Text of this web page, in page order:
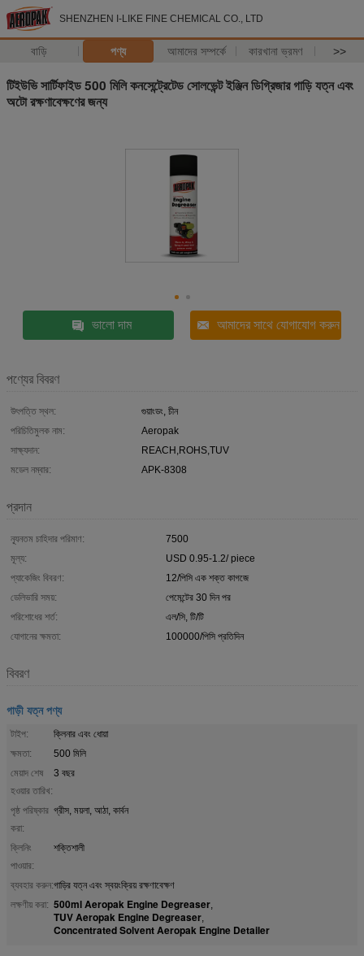
SHENZHEN I-LIKE FINE CHEMICAL CO., LTD
বাড়ি পণ্য আমাদের সম্পর্কে কারখানা ভ্রমণ >>
টিইউভি সার্টিফাইড 500 মিলি কনসেন্ট্রেটেড সোলভেন্ট ইঞ্জিন ডিগ্রিজার গাড়ি যত্ন এবং
অটো রক্ষণাবেক্ষণের জন্য
ভালো দাম আমাদের সাথে যোগাযোগ করুন
পণ্যের বিবরণ
উৎপত্তি স্থল:
গুয়াংডং, চীন
পরিচিতিমুলক নাম:
Aeropak
সাক্ষ্যদান:
REACH,ROHS,TUV
মডেল নম্বার:
APK-8308
প্রদান
ন্যূনতম চাহিদার পরিমাণ:
7500
মূল্য:
USD 0.95-1.2/ piece
প্যাকেজিং বিবরণ:
12/পিসি এক শক্ত কাগজে
ডেলিভারি সময়:
পেমেন্টের 30 দিন পর
পরিশোধের শর্ত:
এল/সি, টি/টি
যোগানের ক্ষমতা:
100000/পিসি প্রতিদিন
বিবরণ
গাড়ী যত্ন পণ্য
টাইপ:
ক্লিনার এবং ধোয়া
ক্ষমতা:
500 মিলি
মেয়াদ শেষ
হওয়ার তারিখ:
3 বছর
পৃষ্ঠ পরিষ্কার
করা:
গ্রীস, ময়লা, আঠা, কার্বন
ক্লিনিং
পাওয়ার:
শক্তিশালী
ব্যবহার করুন:গাড়ির যত্ন এবং স্বয়ংক্রিয় রক্ষণাবেক্ষণ
লক্ষণীয় করা: 500ml Aeropak Engine Degreaser,
TUV Aeropak Engine Degreaser,
Concentrated Solvent Aeropak Engine Detailer